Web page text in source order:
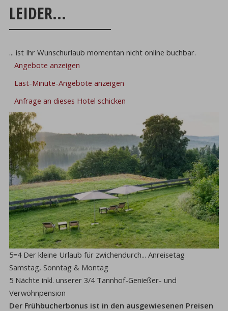
LEIDER...
... ist Ihr Wunschurlaub momentan nicht online buchbar.
Angebote anzeigen
Last-Minute-Angebote anzeigen
Anfrage an dieses Hotel schicken
5=4 Der kleine Urlaub für zwichendurch... Anreisetag
Samstag, Sonntag & Montag
5 Nächte inkl. unserer 3/4 Tannhof-Genießer- und
Verwöhnpension
Der Frühbucherbonus ist in den ausgewiesenen Preisen